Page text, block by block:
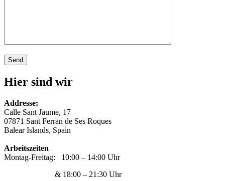
Hier sind wir
Addresse:
Calle Sant Jaume, 17
07871 Sant Ferran de Ses Roques
Balear Islands, Spain
Arbeitszeiten
Montag-Freitag: 10:00 – 14:00 Uhr
& 18:00 – 21:30 Uhr